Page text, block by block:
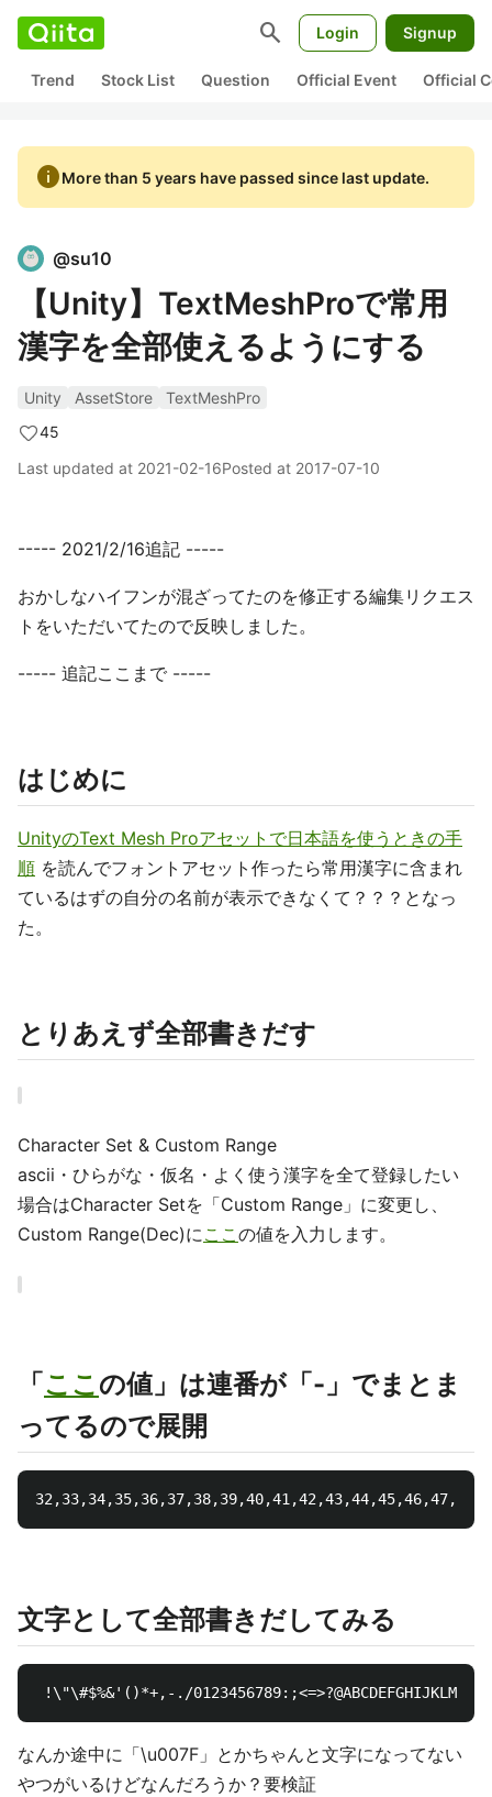
search Login Signup
Trend Stock List Question Official Event Official
infoMore than 5 years have passed since last update.
@su10
【Unity】TextMeshProで常用
漢字を全部使えるようにする
Unity AssetStore
TextMeshPro
45
Last updated at 2021-02-16Posted at 2017-07-10
----- 2021/2/16追記 -----
おかしなハイフンが混ざってたのを修正する編集リクエス
トをいただいてたので反映しました。
----- 追記ここまで -----
はじめに
UnityのText Mesh Proアセットで日本語を使うときの手
順 を読んでフォントアセット作ったら常用漢字に含まれ
ているはずの自分の名前が表示できなくて？？？となっ
た。
とりあえず全部書きだす
Character Set & Custom Range
ascii・ひらがな・仮名・よく使う漢字を全て登録したい
場合はCharacter Setを「Custom Range」に変更し、
Custom Range(Dec)にここの値を入力します。
「ここの値」は連番が「-」でまとま
ってるので展開
文字として全部書きだしてみる
なんか途中に「\u007F」とかちゃんと文字になってない
やつがいるけどなんだろうか？要検証